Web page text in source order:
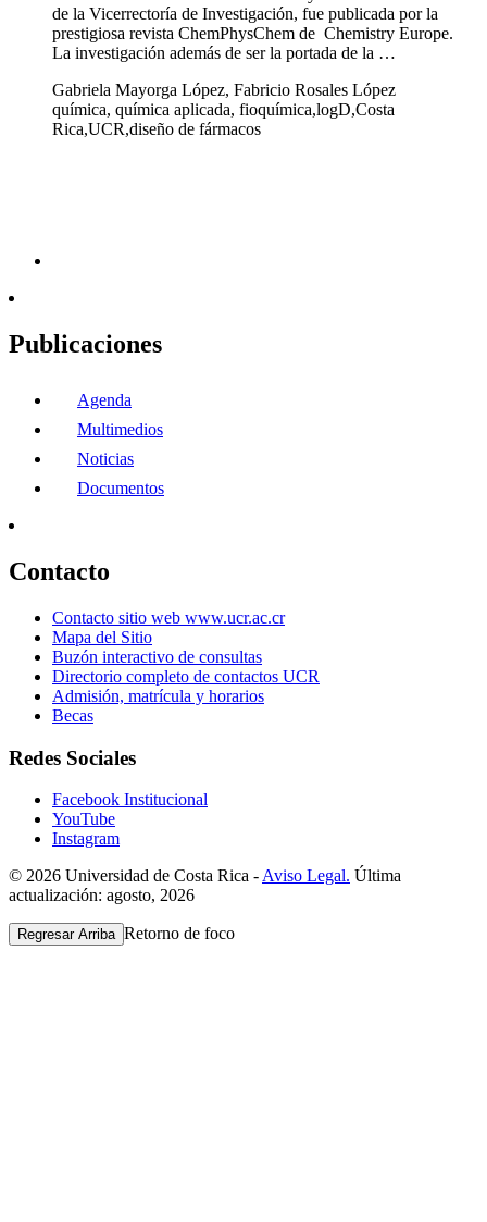
de la Vicerrectoría de Investigación, fue publicada por la
prestigiosa revista ChemPhysChem de Chemistry Europe.
La investigación además de ser la portada de la …
Gabriela Mayorga López, Fabricio Rosales López
química, química aplicada, fioquímica,logD,Costa
Rica,UCR,diseño de fármacos
Publicaciones
Agenda
Multimedios
Noticias
Documentos
Contacto
Contacto sitio web www.ucr.ac.cr
Mapa del Sitio
Buzón interactivo de consultas
Directorio completo de contactos UCR
Admisión, matrícula y horarios
Becas
Redes Sociales
Facebook Institucional
YouTube
Instagram
© 2026 Universidad de Costa Rica -Aviso Legal. Última
actualización: agosto, 2026
Regresar Arriba Retorno de foco